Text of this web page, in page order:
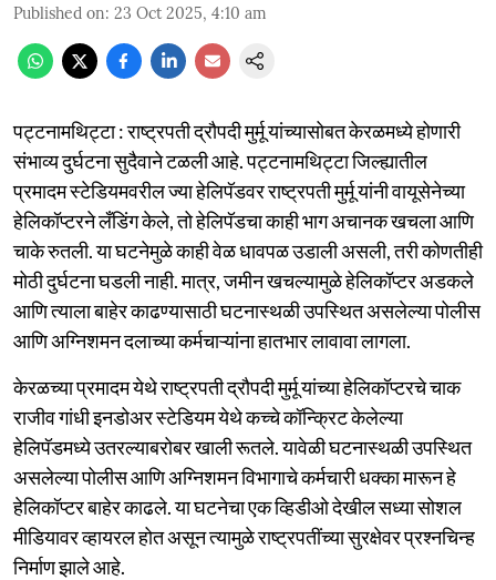
Published on: 23 Oct 2025, 4:10 am
पट्टनामथिट्टा : राष्ट्रपती द्रौपदी मुर्मू यांच्यासोबत केरळमध्ये होणारी
संभाव्य दुर्घटना सुदैवाने टळली आहे. पट्टनामथिट्टा जिल्ह्यातील
प्रमादम स्टेडियमवरील ज्या हेलिपॅडवर राष्ट्रपती मुर्मू यांनी वायूसेनेच्या
हेलिकॉप्टरने लँडिंग केले, तो हेलिपॅडचा काही भाग अचानक खचला आणि
चाके रुतली. या घटनेमुळे काही वेळ धावपळ उडाली असली, तरी कोणतीही
मोठी दुर्घटना घडली नाही. मात्र, जमीन खचल्यामुळे हेलिकॉप्टर अडकले
आणि त्याला बाहेर काढण्यासाठी घटनास्थळी उपस्थित असलेल्या पोलीस
आणि अग्निशमन दलाच्या कर्मचाऱ्यांना हातभार लावावा लागला.
केरळच्या प्रमादम येथे राष्ट्रपती द्रौपदी मुर्मू यांच्या हेलिकॉप्टरचे चाक
राजीव गांधी इनडोअर स्टेडियम येथे कच्चे कॉन्क्रिट केलेल्या
हेलिपॅडमध्ये उतरल्याबरोबर खाली रूतले. यावेळी घटनास्थळी उपस्थित
असलेल्या पोलीस आणि अग्निशमन विभागाचे कर्मचारी धक्का मारून हे
हेलिकॉप्टर बाहेर काढले. या घटनेचा एक व्हिडीओ देखील सध्या सोशल
मीडियावर व्हायरल होत असून त्यामुळे राष्ट्रपतींच्या सुरक्षेवर प्रश्नचिन्ह
निर्माण झाले आहे.